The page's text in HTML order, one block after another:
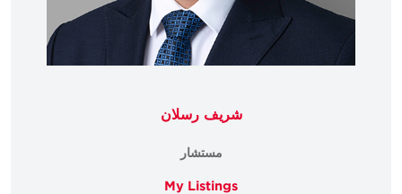
شريف رسلان
مستشار
My Listings